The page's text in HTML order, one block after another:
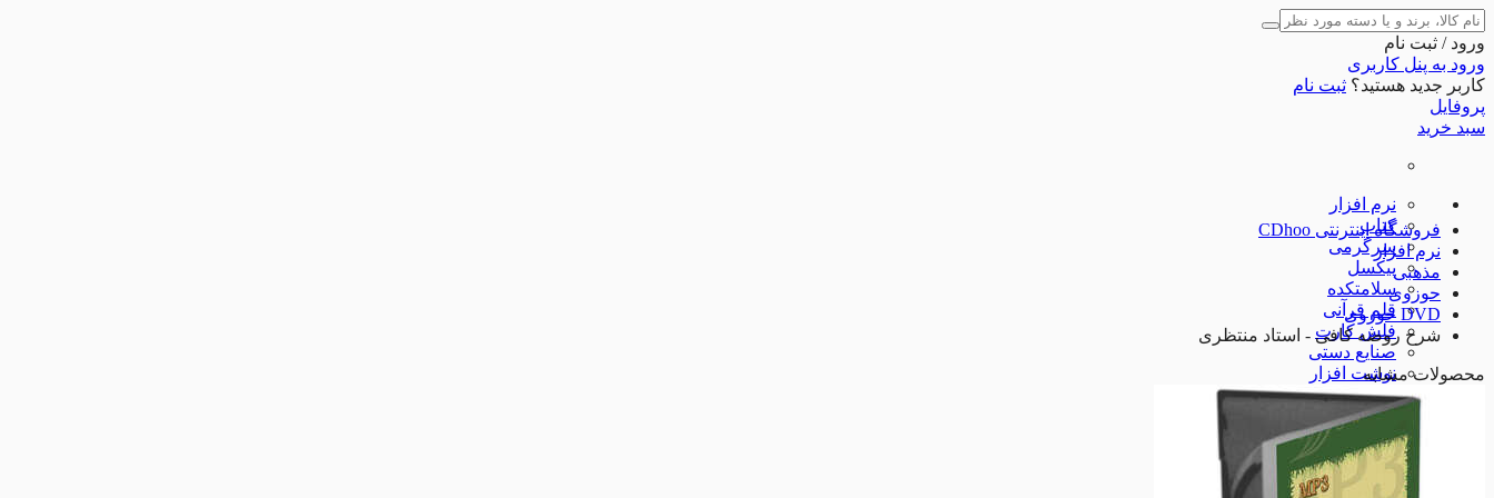
ورود / ثبت نام
ورود به پنل کاربری
کاربر جدید هستید؟ ثبت نام
پروفایل
سبد خرید
نرم افزار
کتاب
سرگرمی
پیکسل
سلامتکده
قلم قرآنی
فلش کارت
صنایع دستی
نوشت افزار
لوازم جانبی
شگفت انگیزها
مذهبی مذهبی
فروشگاه اینترنتی CDhoo
نرم افزار
مذهبی
حوزوی
DVD حوزوی
شرح روضه کافی - استاد منتظری
محصولات مشابه